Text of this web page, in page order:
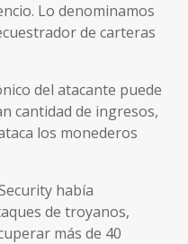
Lo denominamos
de carteras
del atacante puede
cantidad de ingresos,
los monederos
había
de troyanos,
más de 40